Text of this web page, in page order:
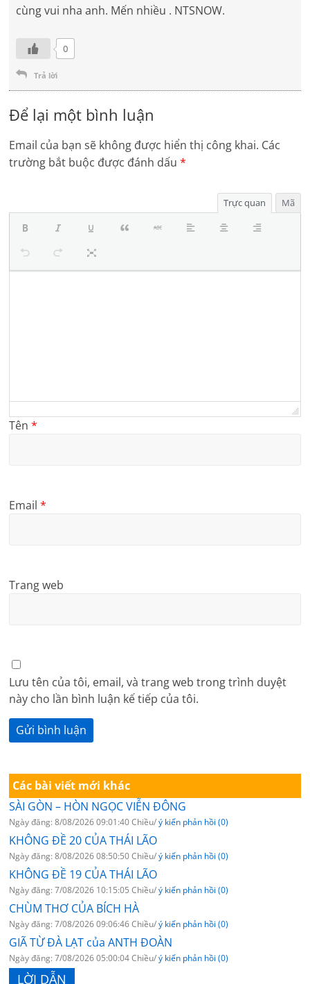
cùng vui nha anh. Mến nhiều . NTSNOW.
0
Trả lời
Để lại một bình luận
Email của bạn sẽ không được hiển thị công khai. Các
trường bắt buộc được đánh dấu*
Trực quan Mã
Tên*
Email*
Trang web
Lưu tên của tôi, email, và trang web trong trình duyệt
này cho lần bình luận kế tiếp của tôi.
Các bài viết mới khác
SÀI GÒN – HÒN NGỌC VIỄN ĐÔNG
Ngày đăng: 8/08/2026 09:01:40 Chiều/ý kiến phản hồi (0)
KHÔNG ĐỀ 20 CỦA THÁI LÃO
Ngày đăng: 8/08/2026 08:50:50 Chiều/ý kiến phản hồi (0)
KHÔNG ĐỀ 19 CỦA THÁI LÃO
Ngày đăng: 7/08/2026 10:15:05 Chiều/ý kiến phản hồi (0)
CHÙM THƠ CỦA BÍCH HÀ
Ngày đăng: 7/08/2026 09:06:46 Chiều/ý kiến phản hồi (0)
GIÃ TỪ ĐÀ LẠT của ANTH ĐOÀN
Ngày đăng: 7/08/2026 05:00:04 Chiều/ý kiến phản hồi (0)
LỜI DẪN